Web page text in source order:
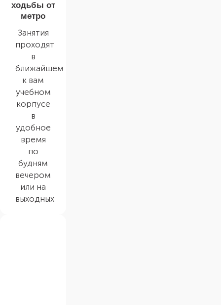
ходьбы от
метро
Занятия
проходят
в
ближайшем
к вам
учебном
корпусе
в
удобное
время
по
будням
вечером
или на
выходных